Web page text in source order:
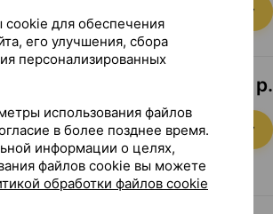
В корзину
15,83 — 22,30 р.
Где купить В корзину
cookie для обеспечения
его улучшения, сбора
персонализированных
использования файлов
в более позднее время.
информации о целях,
файлов cookie вы можете
обработки файлов cookie